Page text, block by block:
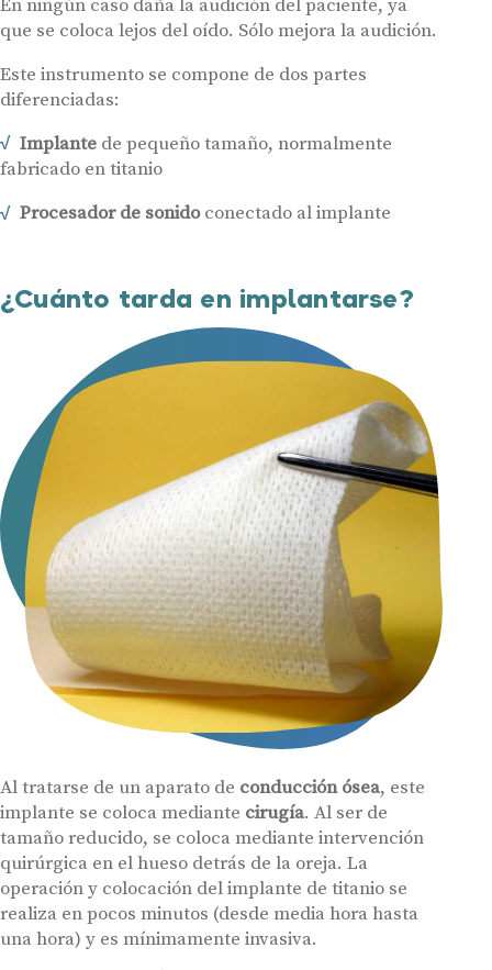
En ningún caso daña la audición del paciente, ya
que se coloca lejos del oído. Sólo mejora la audición.
Este instrumento se compone de dos partes
diferenciadas:
Implantede pequeño tamaño, normalmente
fabricado en titanio
Procesador de sonidoconectado al implante
¿Cuánto tarda en implantarse?
Al tratarse de un aparato de conducción ósea, este
implante se coloca mediante cirugía. Al ser de
tamaño reducido, se coloca mediante intervención
quirúrgica en el hueso detrás de la oreja. La
operación y colocación del implante de titanio se
realiza en pocos minutos (desde media hora hasta
una hora) y es mínimamente invasiva.